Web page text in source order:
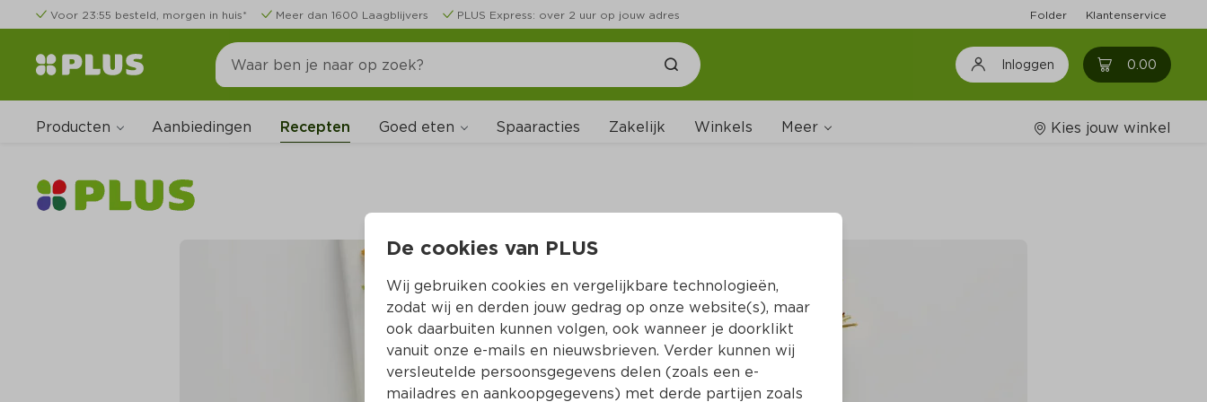
Voor 23:55 besteld, morgen in huis* Meer dan 1600 Laagblijvers PLUS Express: over 2 uur op jouw adres Folder Klantenservice
Inloggen 0.00 0
Producten Aanbiedingen Recepten Goed eten Spaaracties Zakelijk Winkels Meer Kies jouw winkel
De cookies van PLUS
Wij gebruiken cookies en vergelijkbare technologieën,
zodat wij en derden jouw gedrag op onze website(s), maar
ook daarbuiten kunnen volgen, ook wanneer je doorklikt
vanuit onze e-mails en nieuwsbrieven. Verder kunnen wij
versleutelde persoonsgegevens delen (zoals een e-
mailadres en aankoopgegevens) met derde partijen zoals